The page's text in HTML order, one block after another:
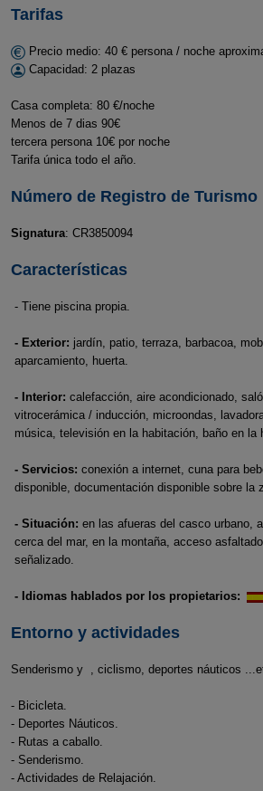
Tarifas
Precio medio: 40 € persona / noche
Capacidad: 2 plazas
Casa completa: 80 €/noche
Menos de 7 dias 90€
tercera persona 10€ por noche
Tarifa única todo el año.
Número de Registro de Turismo
Signatura: CR3850094
Características
- Tiene piscina propia.
- Exterior: jardín, patio, terraza, barbacoa,
aparcamiento, huerta.
- Interior: calefacción, aire acondicionado,
vitrocerámica / inducción, microondas,
música, televisión en la habitación, baño en la
- Servicios: conexión a internet, cuna para
disponible, documentación disponible sobre la
- Situación: en las afueras del casco urbano,
cerca del mar, en la montaña, acceso
señalizado.
- Idiomas hablados por los propietarios:
Entorno y actividades
Senderismo y , ciclismo, deportes náuticos
- Bicicleta.
- Deportes Náuticos.
- Rutas a caballo.
- Senderismo.
- Actividades de Relajación.